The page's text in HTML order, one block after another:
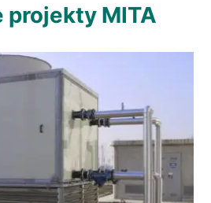
projekty MITA